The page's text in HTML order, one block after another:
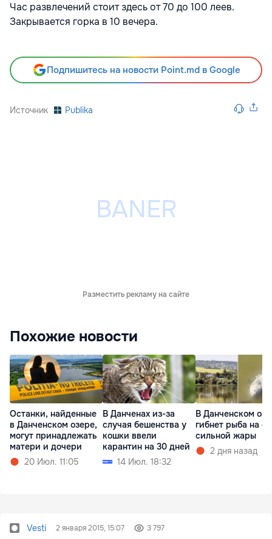
Час развлечений стоит здесь от 70 до 100 леев.
Закрывается горка в 10 вечера.
Подпишитесь на новости Point.md в Google
Источник Publika
Разместить рекламу на сайте
Похожие новости
Останки, найденные
в Данченском озере,
могут принадлежать
матери и дочери
20 Июл. 11:05
В Данченах из-за
случая бешенства у
кошки ввели
карантин на 30 дней
14 Июл. 18:32
В Данченском
гибнет рыба на
сильной жары
2 дня назад
Vesti 2 января 2015, 15:07 3 797